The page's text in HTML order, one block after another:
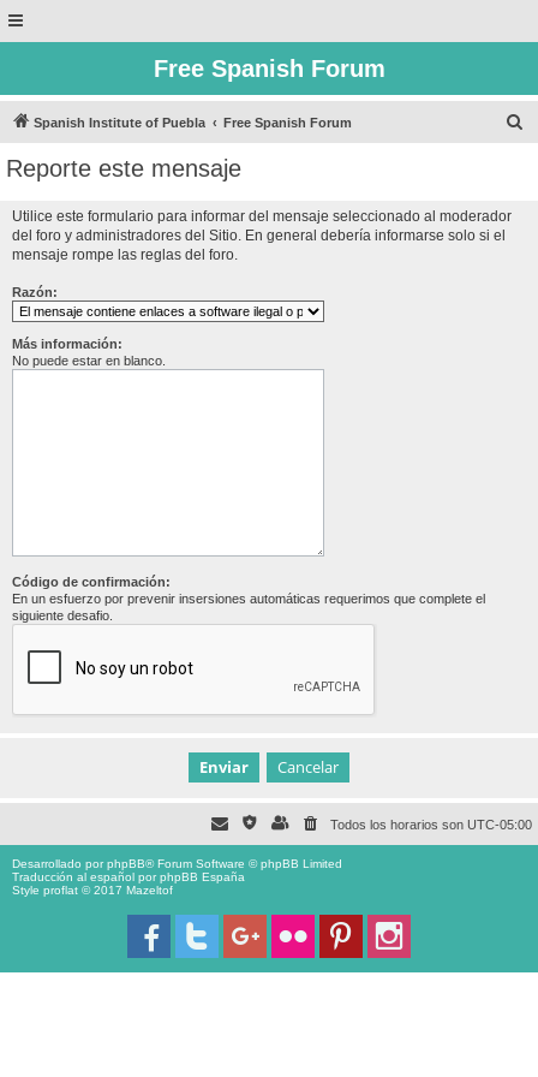
Free Spanish Forum
Spanish Institute of Puebla Free Spanish Forum
Reporte este mensaje
Utilice este formulario para informar del mensaje seleccionado al moderador
del foro y administradores del Sitio. En general debería informarse solo si el
mensaje rompe las reglas del foro.
Razón:
Más información:
No puede estar en blanco.
Código de confirmación:
En un esfuerzo por prevenir insersiones automáticas requerimos que complete el
siguiente desafio.
Todos los horarios son UTC-05:00
Desarrollado porphpBB® Forum Software © phpBB Limited
Traducción al español porphpBB España
Style proflat © 2017 Mazeltof